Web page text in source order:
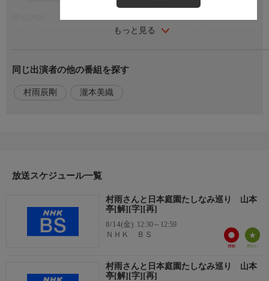
もっと見る
東京、葛飾区登録の有形文化財「山本亭」。アメリカの日本庭園
スの窓、そして洋風のランプなど、和モダンテイストの建築。▼
パノラマのガラス戸から日本庭園が美しく広がる。名だたる名園
と比較すると小さな敷地だが、東京の喧騒を感じさせない様々な
同じ出演者の他の番組を探す
村雨辰剛 瀧本美織
放送スケジュール一覧
村雨さんと日本庭園たしなみ巡り 山本
亭[解][字][再]
8/14(金) 12:30～12:59
ＮＨＫ ＢＳ
村雨さんと日本庭園たしなみ巡り 山本
亭[解][字][再]